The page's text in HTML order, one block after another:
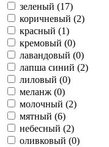
зеленый (17)
коричневый (2)
красный (1)
кремовый (0)
лавандовый (0)
лапша синий (2)
лиловый (0)
меланж (0)
молочный (2)
мятный (6)
небесный (2)
оливковый (0)